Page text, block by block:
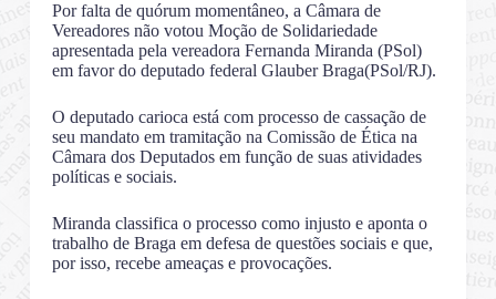
Por falta de quórum momentâneo, a Câmara de
Vereadores não votou Moção de Solidariedade
apresentada pela vereadora Fernanda Miranda (PSol)
em favor do deputado federal Glauber Braga(PSol/RJ).
O deputado carioca está com processo de cassação de
seu mandato em tramitação na Comissão de Ética na
Câmara dos Deputados em função de suas atividades
políticas e sociais.
Miranda classifica o processo como injusto e aponta o
trabalho de Braga em defesa de questões sociais e que,
por isso, recebe ameaças e provocações.